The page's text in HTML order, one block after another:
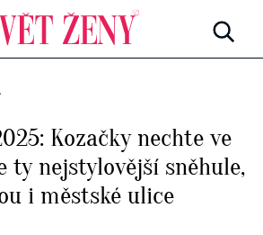
Kozačky nechte ve
ty nejstylovější sněhule,
i městské ulice